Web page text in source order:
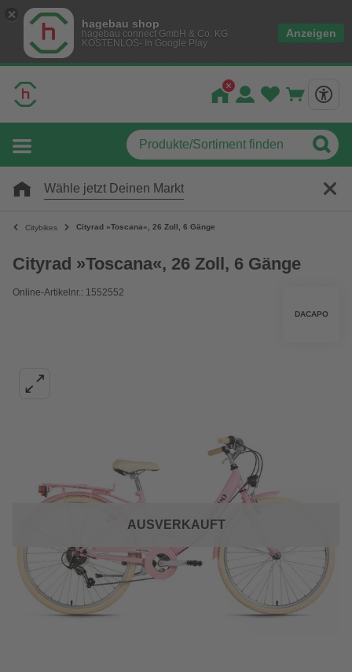
hagebau shop
hagebau connect GmbH & Co. KG
KOSTENLOS- In Google Play
Anzeigen
Wähle jetzt Deinen Markt
Citybikes Cityrad »Toscana«, 26 Zoll, 6 Gänge
Cityrad »Toscana«, 26 Zoll, 6 Gänge
Online-Artikelnr.: 1552552
DACAPO
AUSVERKAUFT